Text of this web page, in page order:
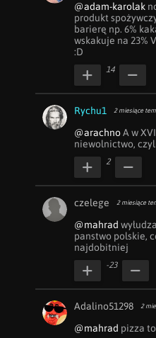
@adam-karolak
produkt
barierę np. 6%
wskakuje na 23%
:D
14
Rychu1 2 miesiące
@arachno A w
niewolnictwo,
2
czelege 2 miesiące
@mahrad
panstwo polskie,
najdobitniej
-23
Adalino51298 2
@mahrad pizza